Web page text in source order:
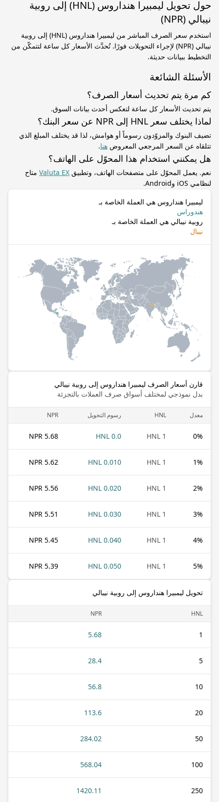
حول تحويل ليمبيرا هنداروس (HNL) إلى روبية
نيبالي (NPR)
استخدم سعر الصرف المباشر من ليمبيرا هنداروس (HNL) إلى روبية
نيبالي (NPR) لإجراء التحويلات فورًا. تُحدَّث الأسعار كل ساعة لتتمكّن من
التخطيط ببيانات حديثة.
الأسئلة الشائعة
كم مرة يتم تحديث أسعار الصرف؟
يتم تحديث الأسعار كل ساعة لتعكس أحدث بيانات السوق.
لماذا يختلف سعر HNL إلى NPR عن سعر البنك؟
تضيف البنوك والمزوّدون رسوماً أو هوامش، لذا قد يختلف المبلغ الذي
تتلقاه عن السعر المرجعي المعروض هنا.
هل يمكنني استخدام هذا المحوّل على الهاتف؟
نعم. يعمل المحوّل على متصفحات الهاتف، وتطبيق Valuta EX متاح
لنظامي iOS وAndroid.
ليمبيرا هنداروس هي العملة الخاصة بـ
هندوراس
روبية نيبالي هي العملة الخاصة بـ
نيبال
قارن أسعار الصرف ليمبيرا هنداروس إلى روبية نيبالي
بدل نموذجي لمختلف أسواق صرف العملات بالتجزئة
معدل HNL رسوم التحويل NPR
0%
1 HNL
0.0 HNL
5.68 NPR
1%
1 HNL
0.010 HNL
5.62 NPR
2%
1 HNL
0.020 HNL
5.56 NPR
3%
1 HNL
0.030 HNL
5.51 NPR
4%
1 HNL
0.040 HNL
5.45 NPR
5%
1 HNL
0.050 HNL
5.39 NPR
تحويل ليمبيرا هنداروس إلى روبية نيبالي
HNL
NPR
1
5.68
5
28.4
10
56.8
20
113.6
50
284.02
100
568.04
250
1420.11